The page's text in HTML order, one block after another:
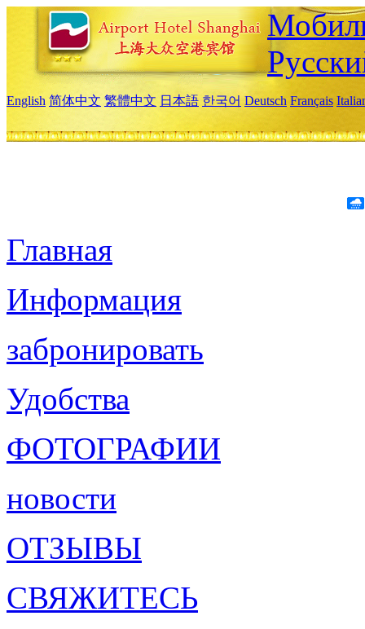
English 简体中文 繁體中文 日本語 한국어 Deutsch Français
Главная
Информация
забронировать
Удобства
ФОТОГРАФИИ
новости
ОТЗЫВЫ
СВЯЖИТЕСЬ